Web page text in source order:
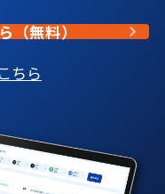
（無料）
ちら